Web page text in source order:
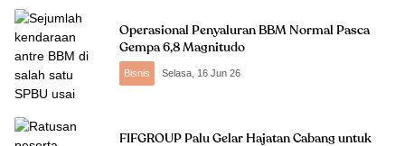
Operasional Penyaluran BBM Normal Pasca
Gempa 6,8 Magnitudo
Bisnis Selasa, 16 Jun 26
FIFGROUP Palu Gelar Hajatan Cabang untuk